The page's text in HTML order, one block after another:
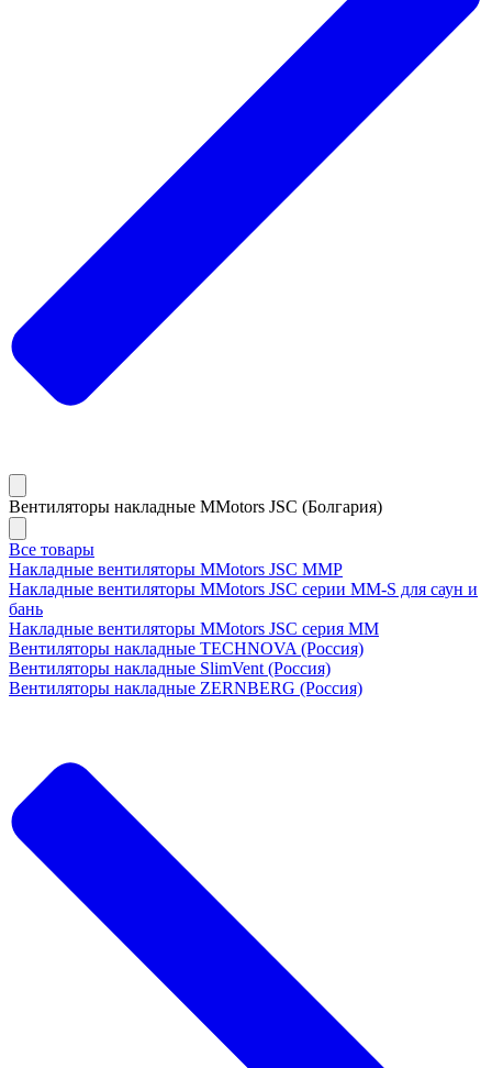
Вентиляторы накладные MMotors JSC (Болгария)
Все товары
Накладные вентиляторы MMotors JSC MMP
Накладные вентиляторы MMotors JSC серии MM-S для саун и
бань
Накладные вентиляторы MMotors JSC серия МM
Вентиляторы накладные TECHNOVA (Россия)
Вентиляторы накладные SlimVent (Россия)
Вентиляторы накладные ZERNBERG (Россия)